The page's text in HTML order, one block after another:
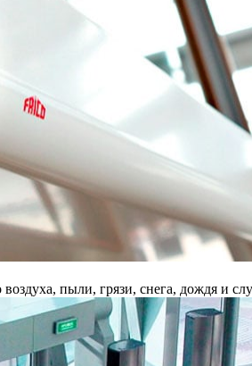
пыли, грязи, снега, дождя и